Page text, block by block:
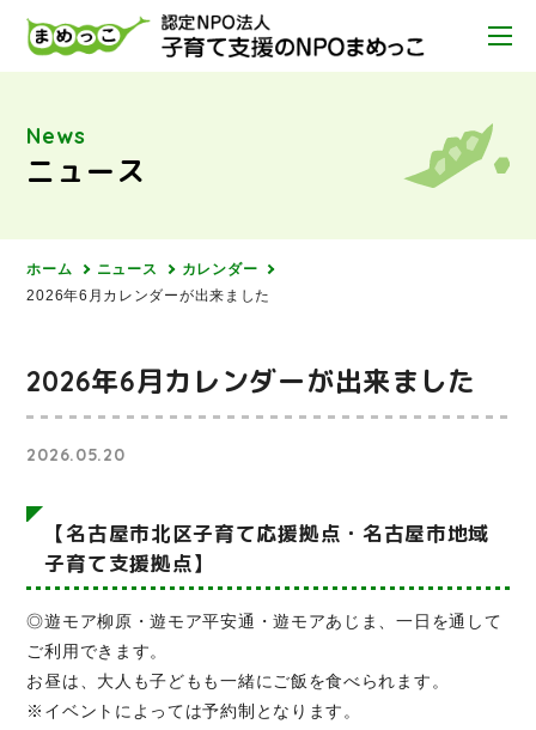
News
ニュース
ホーム ニュース
カレンダー
2026年6月カレンダーが出来ました
2026年6月カレンダーが出来ました
2026.05.20
【名古屋市北区子育て応援拠点・名古屋市地域
子育て支援拠点】
◎遊モア柳原・遊モア平安通・遊モアあじま、一日を通して
ご利用できます。
お昼は、大人も子どもも一緒にご飯を食べられます。
※イベントによっては予約制となります。